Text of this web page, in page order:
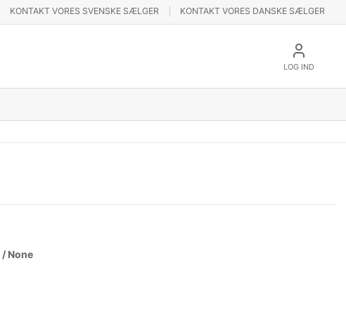
KONTAKT VORES SVENSKE SÆLGER KONTAKT VORES DANSKE SÆLGER
LOG IND
/ None